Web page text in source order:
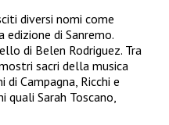
diversi nomi come
edizione di Sanremo.
di Belen Rodriguez. Tra
sacri della musica
Campagna, Ricchi e
quali Sarah Toscano,